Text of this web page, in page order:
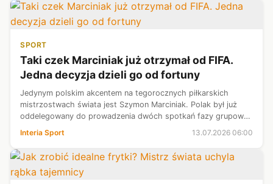
SPORT
Taki czek Marciniak już otrzymał od FIFA.
Jedna decyzja dzieli go od fortuny
Jedynym polskim akcentem na tegorocznych piłkarskich
mistrzostwach świata jest Szymon Marciniak. Polak był już
oddelegowany do prowadzenia dwóch spotkań fazy grupowej.
półfinałowy, lub nawet fin...
Interia Sport 13.07.2026 06:00